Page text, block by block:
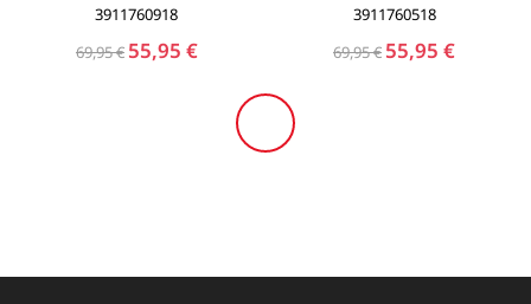
3911760918
69,95 € 55,95 €
3911760518
69,95 € 55,95 €